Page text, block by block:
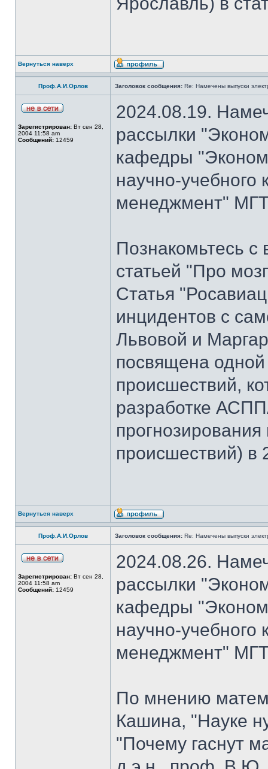
Вернуться наверх
Проф.А.И.Орлов Заголовок сообщения: Re: Намечены выпуски
Зарегистрирован: Вт сен 28,
2004 11:58 am
Сообщений: 12459
2024.08.19.
рассылки
кафедры
научно-
менеджмент"
Познакомьтесь с
статьей "Про
Статья
инцидентов с
Львовой и
посвящена
происшествий,
разработке
происшествий) в
Вернуться наверх
Проф.А.И.Орлов Заголовок сообщения: Re: Намечены выпуски
Зарегистрирован: Вт сен 28,
2004 11:58 am
Сообщений: 12459
2024.08.26.
рассылки
кафедры
научно-
менеджмент"
По мнению
Кашина, "Науке
"Почему гаснут